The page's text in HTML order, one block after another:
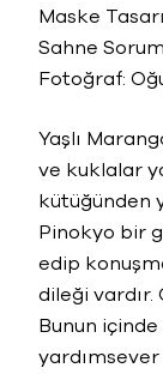
Maske
Sahne
Fotoğraf:
Yaşlı
ve kuklalar
kütüğünden
Pinokyo bir
edip
dileği
Bunun